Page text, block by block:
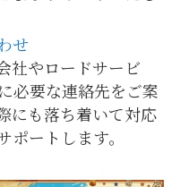
せ
社やロードサービ
必要な連絡先をご案
にも落ち着いて対応
ートします。